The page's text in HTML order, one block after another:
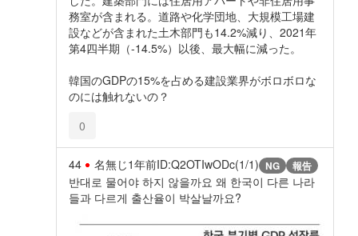
務室が含まれる。道路や化学団地、大規模工場建
設などが含まれた土木部門も14.2%減り、2021年
第4四半期（-14.5%）以後、最大幅に減った。
韓国のGDPの15%を占める建設業界がボロボロな
のには触れないの？
0
44 名無じ1年前ID:Q2OTIwODc(1/1) NG 報告
반대로 물어야 하지 않을까요 왜 한국이 다른 나라
들과 다르게 출산율이 박살날까요?